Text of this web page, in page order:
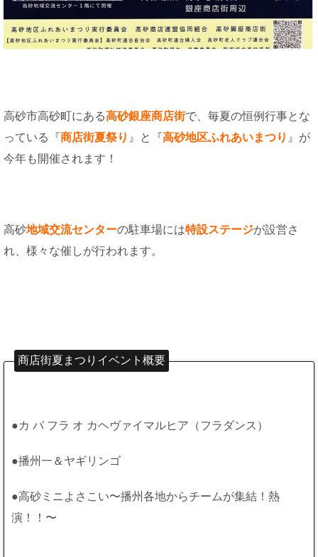
高砂市高砂町にある高砂銀座商店街で、毎夏の恒例行事とな
っている『商店街夏祭り 』と『高砂地区ふれあいまつり 』が
今年も開催されます！
高砂地域交流センターの駐車場には特設ステージが設営さ
れ、様々な催しが行われます。
商店街夏まつりイベント概要
●カ パ フラ オ カヘヴァイマルヒア（フラダンス）
●播州一＆ヤギリンゴ
●高砂ミニよさこい〜播州各地からチームが集結！熱
演！！〜